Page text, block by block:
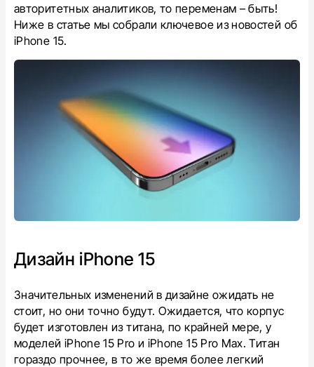
авторитетных аналитиков, то переменам – быть!
Ниже в статье мы собрали ключевое из новостей об
iPhone 15.
Дизайн iPhone 15
Значительных изменений в дизайне ожидать не
стоит, но они точно будут. Ожидается, что корпус
будет изготовлен из титана, по крайней мере, у
моделей iPhone 15 Pro и iPhone 15 Pro Max. Титан
гораздо прочнее, в то же время более легкий